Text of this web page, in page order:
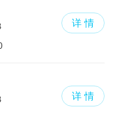
详 情
详 情